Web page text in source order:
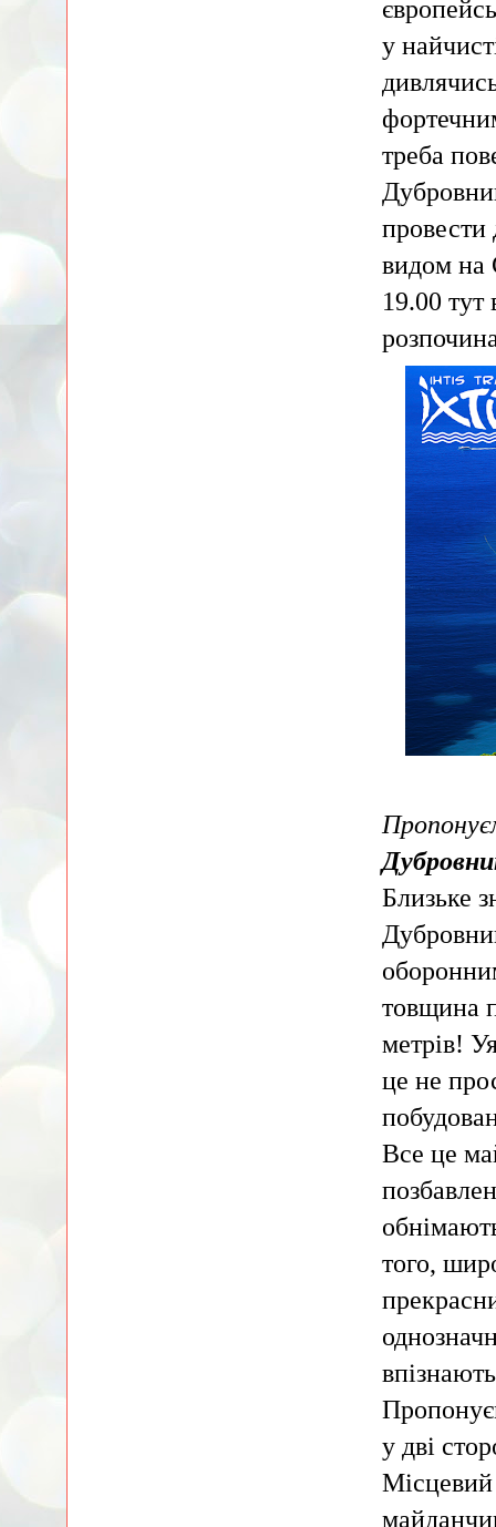
у
треба
провести
видом на
19.00 тут
Близьке
товщина
метрів!
це не
Все це
того,
у дві
Місцевий